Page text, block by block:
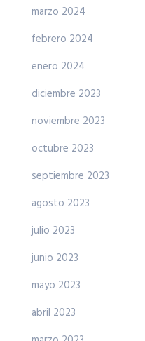
marzo 2024
febrero 2024
enero 2024
diciembre 2023
noviembre 2023
octubre 2023
septiembre 2023
agosto 2023
julio 2023
junio 2023
mayo 2023
abril 2023